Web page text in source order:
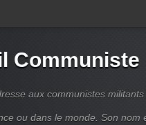
Communiste
aux communistes
ou dans le monde. Son nom